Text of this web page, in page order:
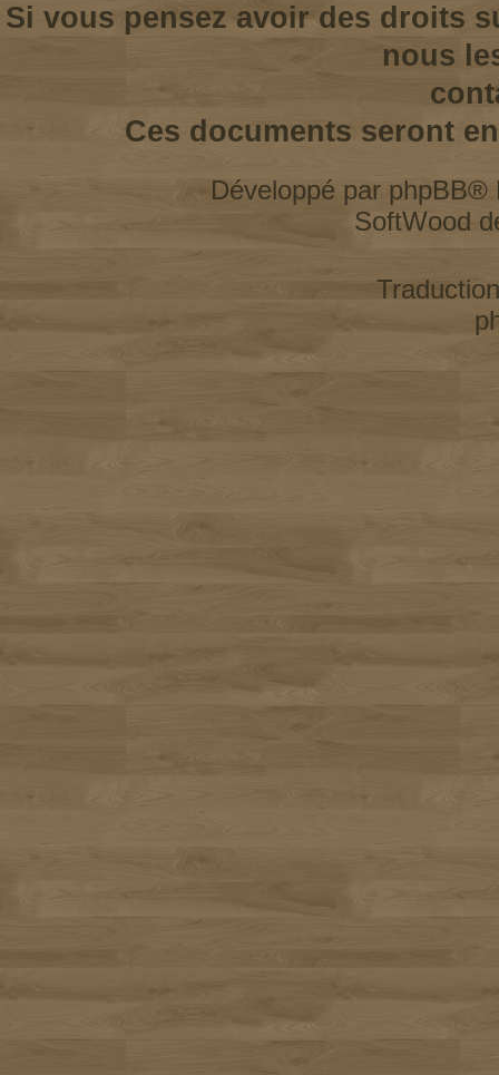
Si vous pensez avoir des droits
nous
Ces documents seront
Développé par phpBB®
SoftWood